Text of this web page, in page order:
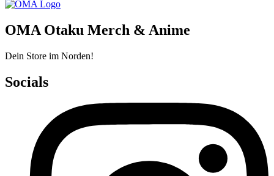
OMA Otaku Merch & Anime
Dein Store im Norden!
Socials